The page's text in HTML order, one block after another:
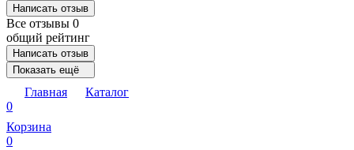
Написать отзыв
Все отзывы 0
общий рейтинг
Написать отзыв
Показать ещё
Главная
Каталог
0
Корзина
0